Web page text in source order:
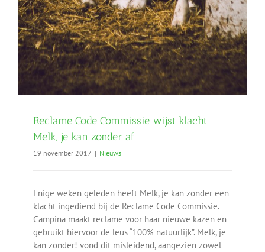
Reclame Code Commissie wijst klacht
Melk, je kan zonder af
19 november 2017 | Nieuws
Enige weken geleden heeft Melk, je kan zonder een
klacht ingediend bij de Reclame Code Commissie.
Campina maakt reclame voor haar nieuwe kazen en
gebruikt hiervoor de leus “100% natuurlijk”. Melk, je
kan zonder! vond dit misleidend, aangezien zowel